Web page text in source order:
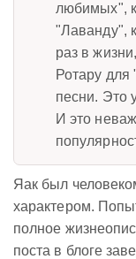
любимых",
"Лаванду",
раз в
Ротару для
песни. Это
И это
Яак был
характером.
полное
поста в блоге